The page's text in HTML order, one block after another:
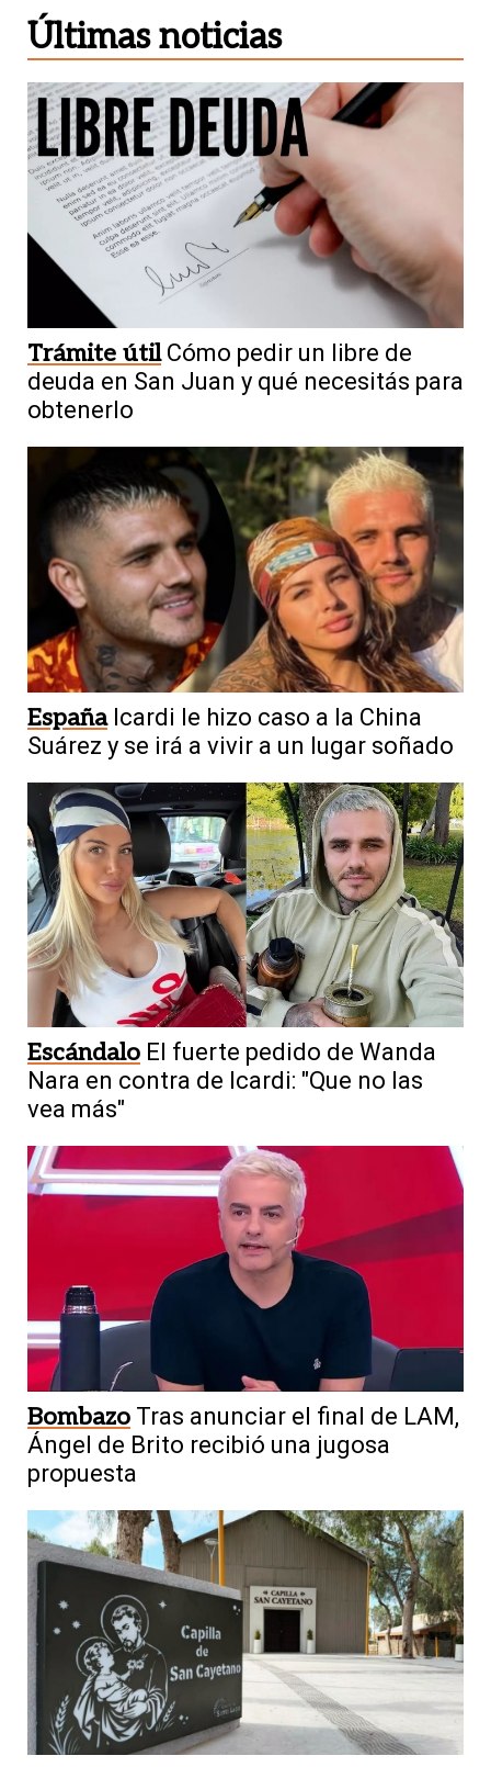
Últimas noticias
Trámite útil Cómo pedir un libre de
deuda en San Juan y qué necesitás para
obtenerlo
España Icardi le hizo caso a la China
Suárez y se irá a vivir a un lugar soñado
Escándalo El fuerte pedido de Wanda
Nara en contra de Icardi: "Que no las
vea más"
Bombazo Tras anunciar el final de LAM,
Ángel de Brito recibió una jugosa
propuesta